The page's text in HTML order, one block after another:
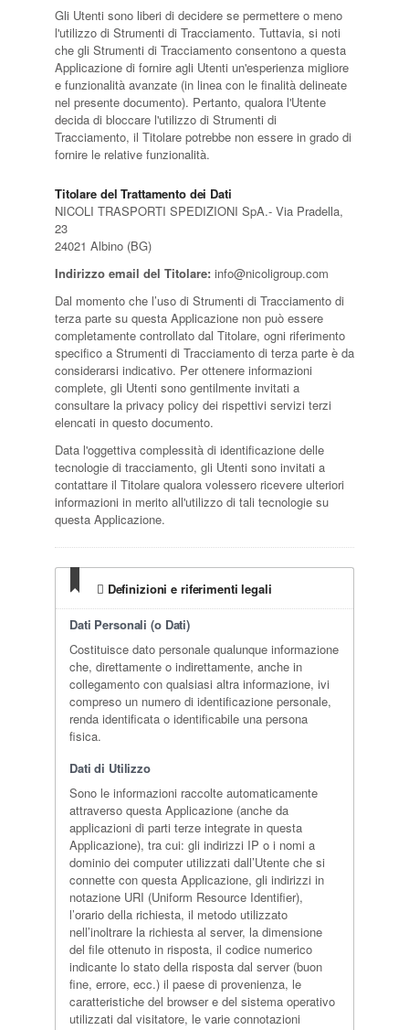
Gli Utenti sono liberi di decidere se permettere o meno
l'utilizzo di Strumenti di Tracciamento. Tuttavia, si noti
che gli Strumenti di Tracciamento consentono a questa
Applicazione di fornire agli Utenti un'esperienza migliore
e funzionalità avanzate (in linea con le finalità delineate
nel presente documento). Pertanto, qualora l'Utente
decida di bloccare l'utilizzo di Strumenti di
Tracciamento, il Titolare potrebbe non essere in grado di
fornire le relative funzionalità.
Titolare del Trattamento dei Dati
NICOLI TRASPORTI SPEDIZIONI SpA.- Via Pradella,
23
24021 Albino (BG)
Indirizzo email del Titolare: info@nicoligroup.com
Dal momento che l’uso di Strumenti di Tracciamento di
terza parte su questa Applicazione non può essere
completamente controllato dal Titolare, ogni riferimento
specifico a Strumenti di Tracciamento di terza parte è da
considerarsi indicativo. Per ottenere informazioni
complete, gli Utenti sono gentilmente invitati a
consultare la privacy policy dei rispettivi servizi terzi
elencati in questo documento.
Data l'oggettiva complessità di identificazione delle
tecnologie di tracciamento, gli Utenti sono invitati a
contattare il Titolare qualora volessero ricevere ulteriori
informazioni in merito all'utilizzo di tali tecnologie su
questa Applicazione.
Definizioni e riferimenti legali
Dati Personali (o Dati)
Costituisce dato personale qualunque informazione
che, direttamente o indirettamente, anche in
collegamento con qualsiasi altra informazione, ivi
compreso un numero di identificazione personale,
renda identificata o identificabile una persona
fisica.
Dati di Utilizzo
Sono le informazioni raccolte automaticamente
attraverso questa Applicazione (anche da
applicazioni di parti terze integrate in questa
Applicazione), tra cui: gli indirizzi IP o i nomi a
dominio dei computer utilizzati dall’Utente che si
connette con questa Applicazione, gli indirizzi in
notazione URI (Uniform Resource Identifier),
l’orario della richiesta, il metodo utilizzato
nell’inoltrare la richiesta al server, la dimensione
del file ottenuto in risposta, il codice numerico
indicante lo stato della risposta dal server (buon
fine, errore, ecc.) il paese di provenienza, le
caratteristiche del browser e del sistema operativo
utilizzati dal visitatore, le varie connotazioni